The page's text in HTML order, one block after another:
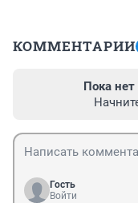
КОММЕНТАРИИ
Пока
Гость
Войти